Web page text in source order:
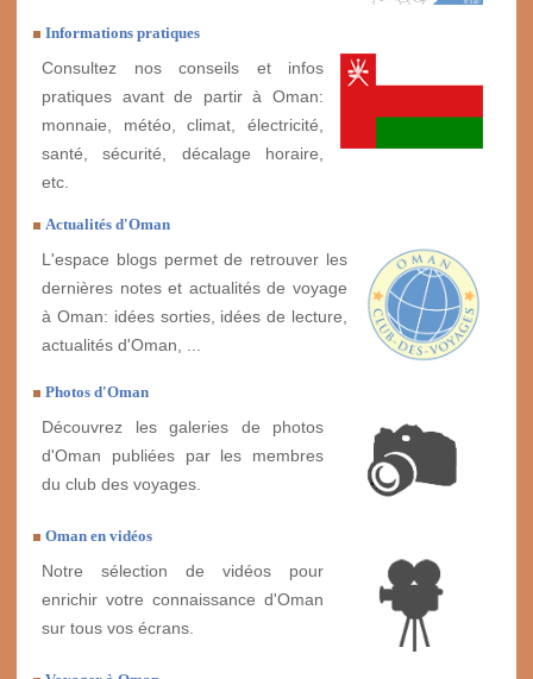
Informations pratiques
Consultez nos conseils et infos
pratiques avant de partir à Oman:
monnaie, météo, climat, électricité,
santé, sécurité, décalage horaire,
etc.
Actualités d'Oman
L'espace blogs permet de retrouver les
dernières notes et actualités de voyage
à Oman: idées sorties, idées de lecture,
actualités d'Oman, ...
Photos d'Oman
Découvrez les galeries de photos
d'Oman publiées par les membres
du club des voyages.
Oman en vidéos
Notre sélection de vidéos pour
enrichir votre connaissance d'Oman
sur tous vos écrans.